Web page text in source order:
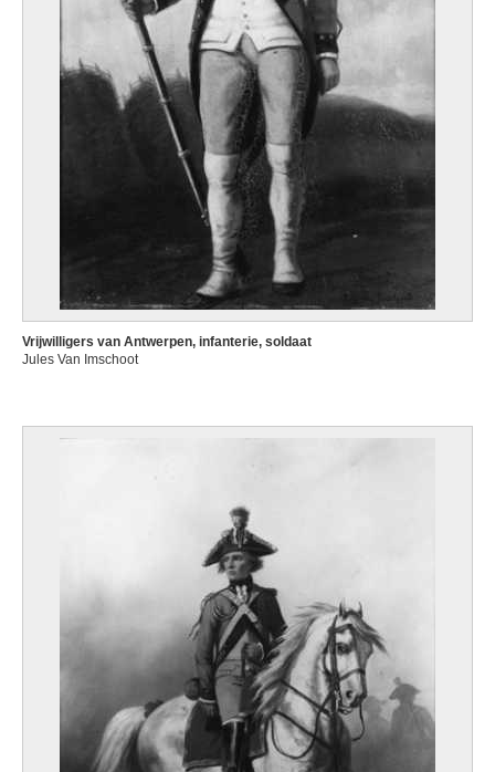
Vrijwilligers van Antwerpen, infanterie, soldaat
Jules Van Imschoot